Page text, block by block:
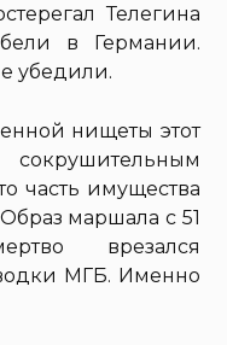
Телегина
в Германии.
убедили.
нищеты этот
часть имущества
маршала с 51
врезался
МГБ. Именно